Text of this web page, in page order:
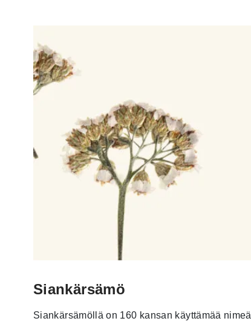
Siankärsämö
Siankärsämöllä on 160 kansan käyttämää nimeä